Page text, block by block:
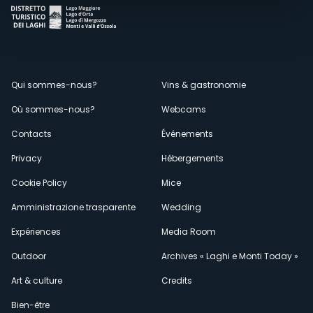
Menù
secondario
Qui sommes-nous?
Où sommes-nous?
Contacts
Privacy
Cookie Policy
Amministrazione trasparente
Expériences
Outdoor
Art & culture
Bien-être
Vins & gastronomie
Webcams
Événements
Hébergements
Mice
Wedding
Media Room
Archives « Laghi e Monti Today »
Credits